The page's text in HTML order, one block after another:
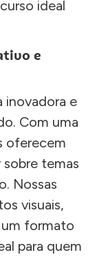
ideal
e
inovadora e
Com uma
oferecem
sobre temas
Nossas
visuais,
formato
para quem